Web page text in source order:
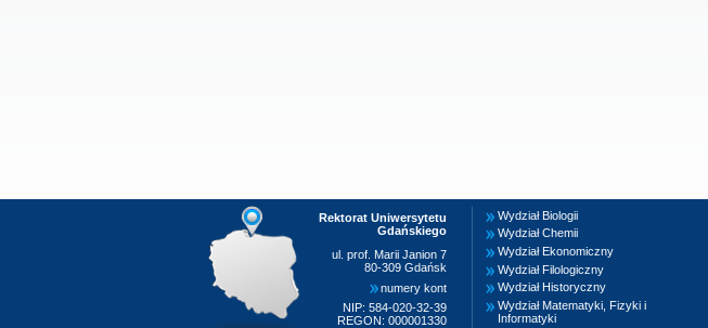
Rektorat Uniwersytetu
Gdańskiego
ul. prof. Marii Janion 7
80-309 Gdańsk
numery kont
NIP: 584-020-32-39
REGON: 000001330
Wydział Biologii
Wydział Chemii
Wydział Ekonomiczny
Wydział Filologiczny
Wydział Historyczny
Wydział Matematyki, Fizyki i
Informatyki